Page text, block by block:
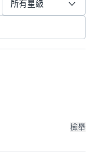
所有星級
檢舉